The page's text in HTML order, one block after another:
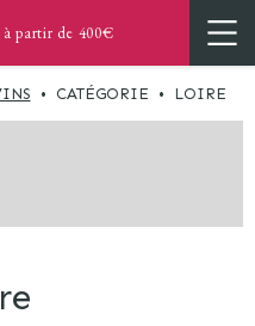
partir de 400€
• CATÉGORIE • LOIRE